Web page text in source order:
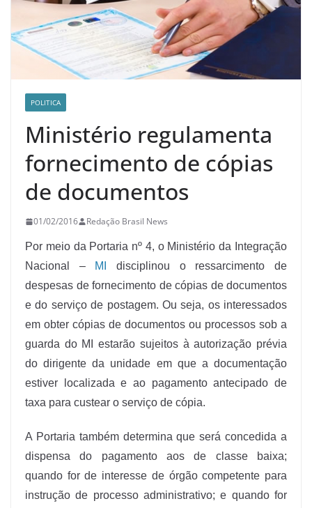
POLITICA
Ministério regulamenta
fornecimento de cópias
de documentos
01/02/2016 Redação Brasil News
Por meio da Portaria nº 4, o Ministério da Integração
Nacional – MI
disciplinou o ressarcimento de
despesas de fornecimento de cópias de documentos
e do serviço de postagem. Ou seja, os interessados
em obter cópias de documentos ou processos sob a
guarda do MI estarão sujeitos à autorização prévia
do dirigente da unidade em que a documentação
estiver localizada e ao pagamento antecipado de
taxa para custear o serviço de cópia.
A Portaria também determina que será concedida a
dispensa do pagamento aos de classe baixa;
quando for de interesse de órgão competente para
instrução de processo administrativo; e quando for